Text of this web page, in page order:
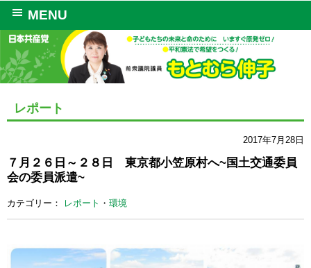
MENU
レポート
2017年7月28日
７月２６日～２８日 東京都小笠原村へ~国土交通委員
会の委員派遣~
カテゴリー： レポート ・ 環境